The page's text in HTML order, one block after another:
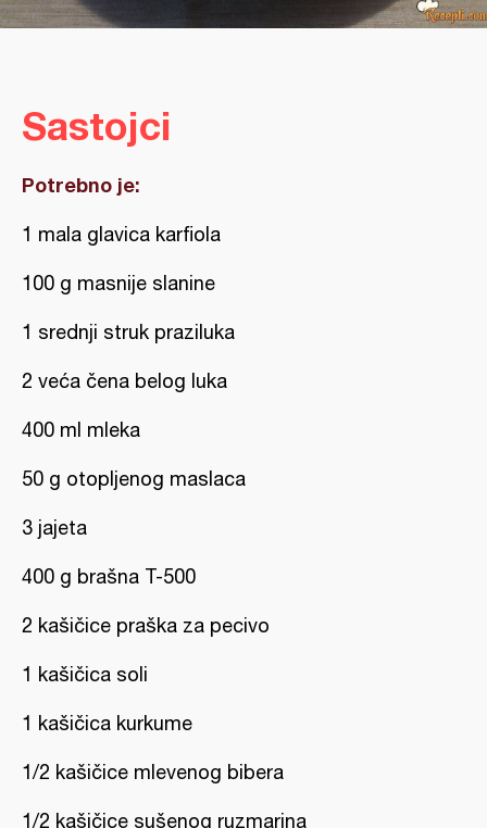
Sastojci
Potrebno je:
1 mala glavica karfiola
100 g masnije slanine
1 srednji struk praziluka
2 veća čena belog luka
400 ml mleka
50 g otopljenog maslaca
3 jajeta
400 g brašna T-500
2 kašičice praška za pecivo
1 kašičica soli
1 kašičica kurkume
1/2 kašičice mlevenog bibera
1/2 kašičice sušenog ruzmarina